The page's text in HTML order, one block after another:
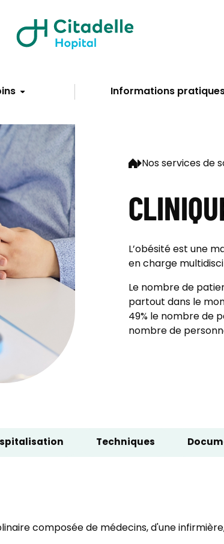
Informations
Nos services de
L’obésité est une
en charge
Le nombre de
partout dans le
49% le nombre de
nombre de
Techniques
composée de médecins, d'une